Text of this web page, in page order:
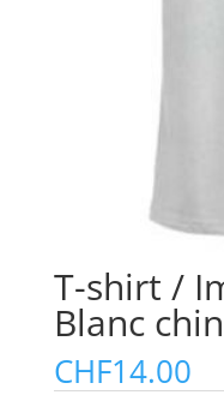
T-shirt /
Blanc
CHF14.00